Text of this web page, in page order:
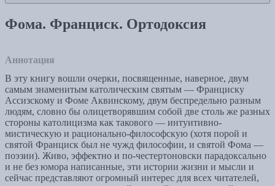
Фома. Франциск. Ортодоксия
Аннотация
В эту книгу вошли очерки, посвященные, наверное, двум
самым знаменитым католическим святым — Франциску
Ассизскому и Фоме Аквинскому, двум беспредельно разным
людям, словно бы олицетворявшим собой две столь же разных
стороны католицизма как такового — интуитивно-
мистическую и рационально-философскую (хотя порой и
святой Франциск был не чужд философии, и святой Фома —
поэзии). Живо, эффектно и по-честертоновски парадоксально
и не без юмора написанные, эти истории жизни и мысли и
сейчас представляют огромный интерес для всех читателей,